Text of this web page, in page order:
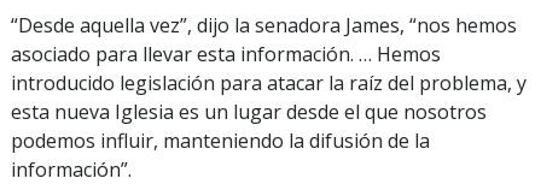
“Desde aquella vez”, dijo la senadora James, “nos hemos
asociado para llevar esta información. … Hemos
introducido legislación para atacar la raíz del problema, y
esta nueva Iglesia es un lugar desde el que nosotros
podemos influir, manteniendo la difusión de la
información”.